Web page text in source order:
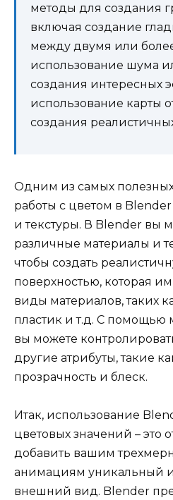
методы для создания
включая создание
между двумя или
использование шума
создания интересных
использование карты
создания
Одним из самых
работы с цветом в
и текстуры. В Blender вы
различные материалы и
чтобы создать
поверхностью, которая
виды материалов, таких
пластик и т.д. С помощью
вы можете
другие атрибуты, такие
прозрачность и блеск.
Итак, использование
цветовых значений – это
добавить вашим
анимациям уникальный
внешний вид. Blender